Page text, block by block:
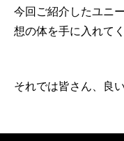
今回ご紹介したユニ
想の体を手に入れて
それでは皆さん、良